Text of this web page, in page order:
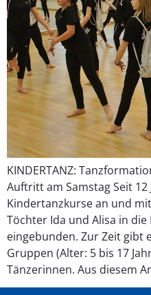
KINDERTANZ:
Auftritt am Samstag Seit
Kindertanzkurse an und
Töchter Ida und Alisa in
eingebunden. Zur Zeit gibt
Gruppen (Alter: 5 bis 17
Tänzerinnen. Aus diesem